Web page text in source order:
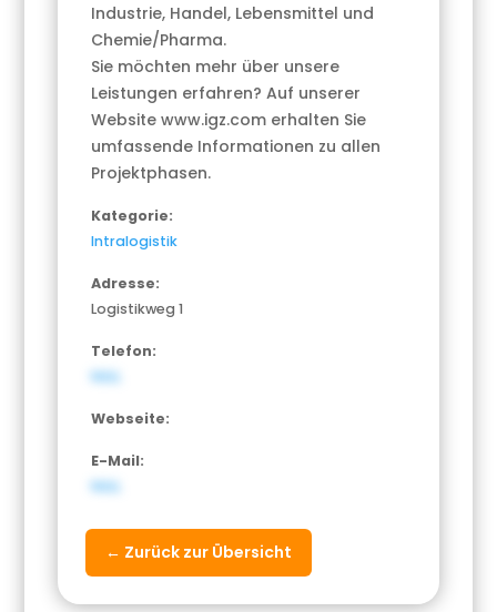
Industrie, Handel, Lebensmittel und
Chemie/Pharma.
Sie möchten mehr über unsere
Leistungen erfahren? Auf unserer
Website www.igz.com erhalten Sie
umfassende Informationen zu allen
Projektphasen.
Kategorie:
Intralogistik
Adresse:
Logistikweg 1
Telefon:
NULL
Webseite:
E-Mail:
NULL
← Zurück zur Übersicht